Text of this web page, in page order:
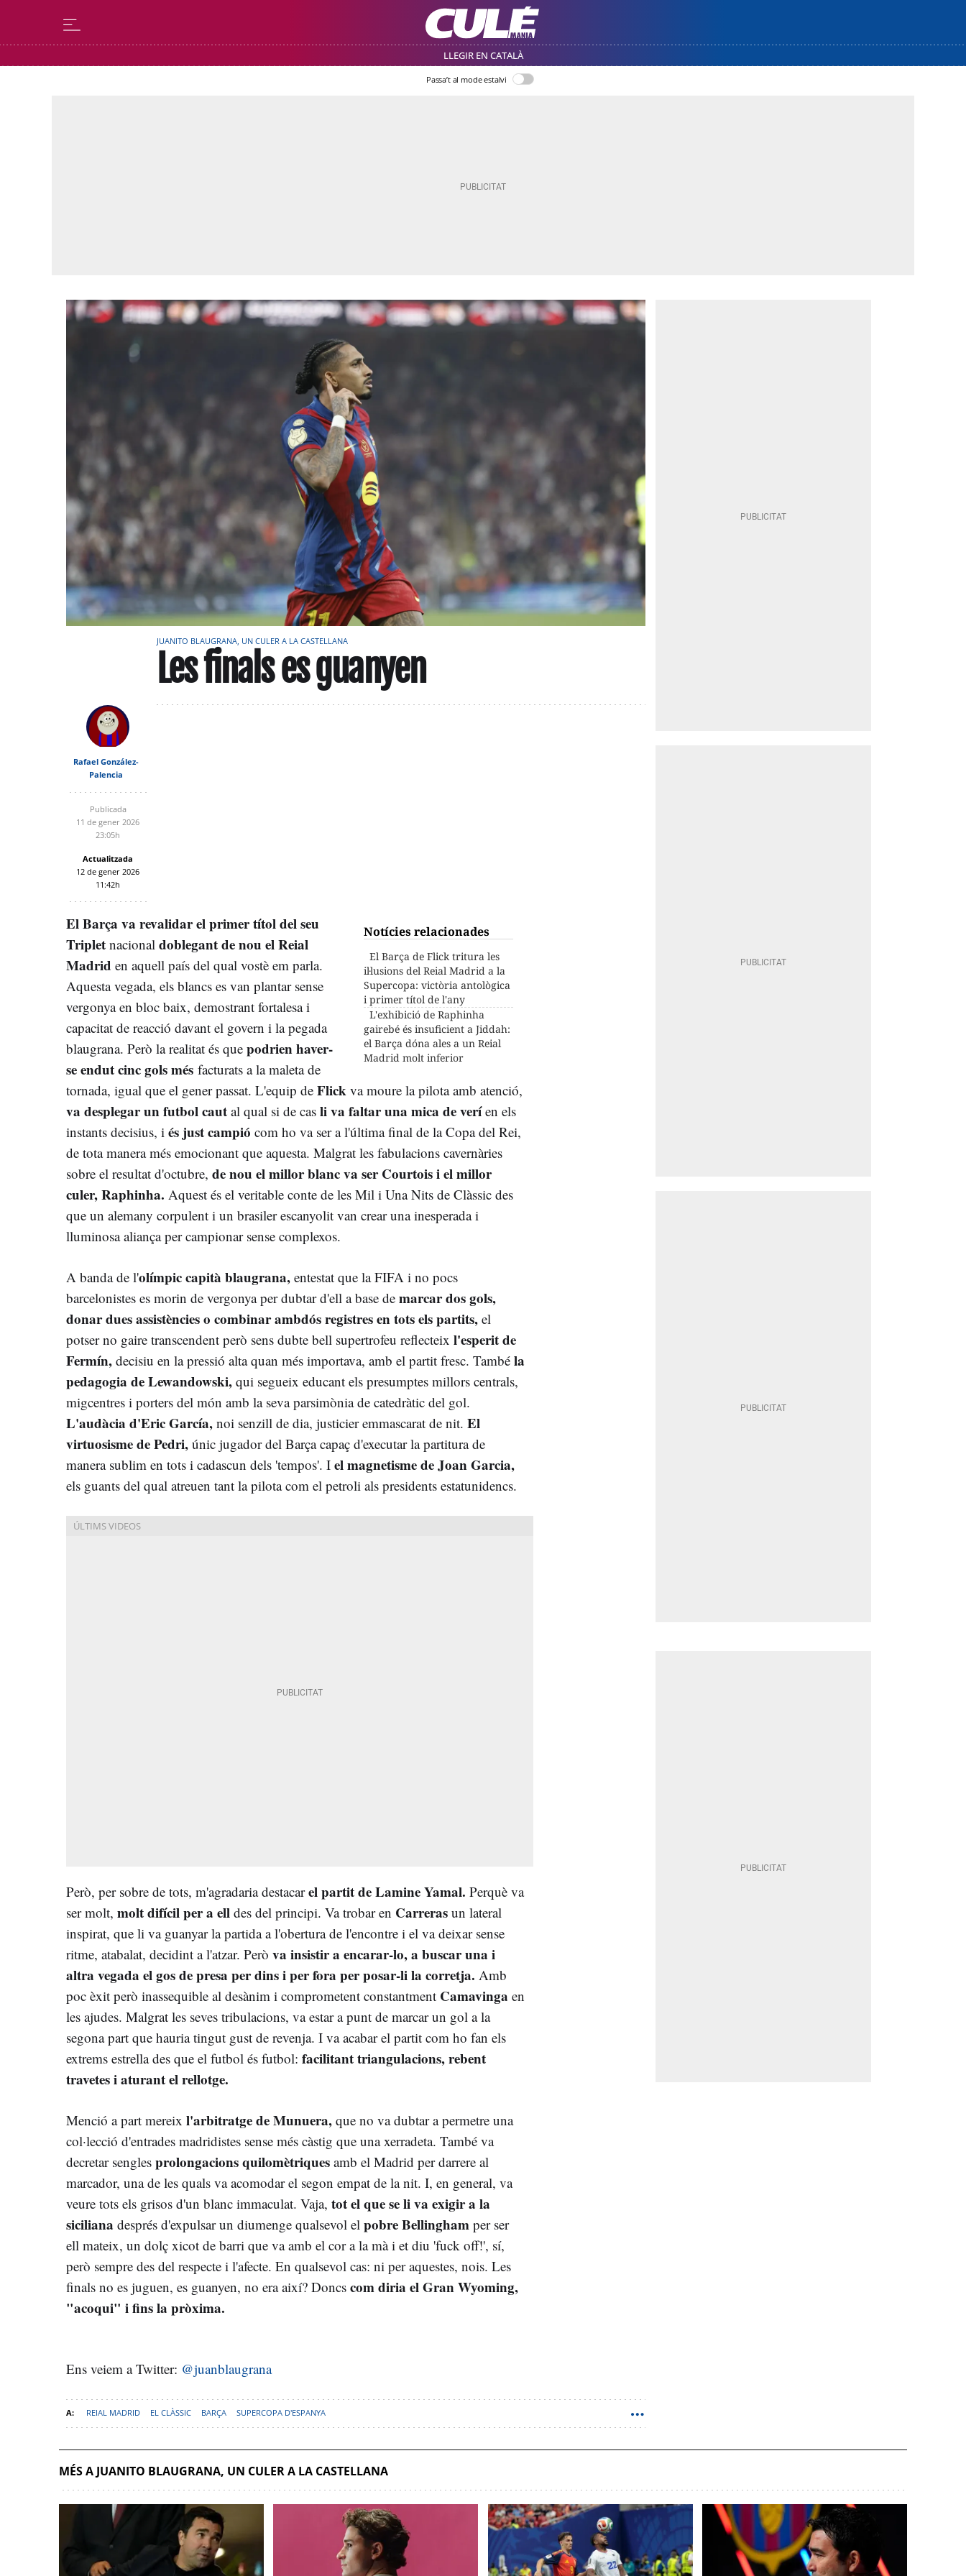
LLEGIR EN CATALÀ
Passa’t al mode estalvi
JUANITO BLAUGRANA, UN CULER A LA CASTELLANA
Les finals es guanyen
Rafael González-
Palencia
Publicada
11 de gener 2026
23:05h
Actualitzada
12 de gener 2026
11:42h
Notícies relacionades
El Barça de Flick tritura les
il·lusions del Reial Madrid a la
Supercopa: victòria antològica
i primer títol de l'any
L'exhibició de Raphinha
gairebé és insuficient a Jiddah:
el Barça dóna ales a un Reial
Madrid molt inferior
El Barça va revalidar el primer títol del seu
Triplet nacional doblegant de nou el Reial
Madrid en aquell país del qual vostè em parla.
Aquesta vegada, els blancs es van plantar sense
vergonya en bloc baix, demostrant fortalesa i
capacitat de reacció davant el govern i la pegada
blaugrana. Però la realitat és que podrien haver-
se endut cinc gols més facturats a la maleta de
tornada, igual que el gener passat. L'equip de Flick va moure la pilota amb atenció,
va desplegar un futbol caut al qual si de cas li va faltar una mica de veríen els
instants decisius, i és just campió com ho va ser a l'última final de la Copa del Rei,
de tota manera més emocionant que aquesta. Malgrat les fabulacions cavernàries
sobre el resultat d'octubre, de nou el millor blanc va ser Courtois i el millor
culer, Raphinha. Aquest és el veritable conte de les Mil i Una Nits de Clàssic des
que un alemany corpulent i un brasiler escanyolit van crear una inesperada i
lluminosa aliança per campionar sense complexos.
A banda de l'olímpic capità blaugrana, entestat que la FIFA i no pocs
barcelonistes es morin de vergonya per dubtar d'ell a base de marcar dos gols,
donar dues assistències o combinar ambdós registres en tots els partits, el
potser no gaire transcendent però sens dubte bell supertrofeu reflecteix l'esperit de
Fermín, decisiu en la pressió alta quan més importava, amb el partit fresc. També la
pedagogia de Lewandowski, qui segueix educant els presumptes millors centrals,
migcentres i porters del món amb la seva parsimònia de catedràtic del gol.
L'audàcia d'Eric García, noi senzill de dia, justicier emmascarat de nit. El
virtuosisme de Pedri, únic jugador del Barça capaç d'executar la partitura de
manera sublim en tots i cadascun dels 'tempos'. I el magnetisme de Joan Garcia,
els guants del qual atreuen tant la pilota com el petroli als presidents estatunidencs.
Però, per sobre de tots, m'agradaria destacarel partit de Lamine Yamal. Perquè va
ser molt, molt difícil per a ell des del principi. Va trobar en Carreras un lateral
inspirat, que li va guanyar la partida a l'obertura de l'encontre i el va deixar sense
ritme, atabalat, decidint a l'atzar. Però va insistir a encarar-lo, a buscar una i
altra vegada el gos de presa per dins i per fora per posar-li la corretja. Amb
poc èxit però inassequible al desànim i comprometent constantment Camavinga en
les ajudes. Malgrat les seves tribulacions, va estar a punt de marcar un gol a la
segona part que hauria tingut gust de revenja. I va acabar el partit com ho fan els
extrems estrella des que el futbol és futbol: facilitant triangulacions, rebent
travetes i aturant el rellotge.
Menció a part mereix l'arbitratge de Munuera, que no va dubtar a permetre una
col·lecció d'entrades madridistes sense més càstig que una xerradeta. També va
decretar sengles prolongacions quilomètriques amb el Madrid per darrere al
marcador, una de les quals va acomodar el segon empat de la nit. I, en general, va
veure tots els grisos d'un blanc immaculat. Vaja, tot el que se li va exigir a la
siciliana després d'expulsar un diumenge qualsevol el pobre Bellingham per ser
ell mateix, un dolç xicot de barri que va amb el cor a la mà i et diu 'fuck off!', sí,
però sempre des del respecte i l'afecte. En qualsevol cas: ni per aquestes, nois. Les
finals no es juguen, es guanyen, no era així? Doncs com diria el Gran Wyoming,
"acoqui" i fins la pròxima.
Ens veiem a Twitter: @juanblaugrana
REIAL MADRID EL CLÀSSIC BARÇA SUPERCOPA D'ESPANYA
MÉS A JUANITO BLAUGRANA, UN CULER A LA CASTELLANA